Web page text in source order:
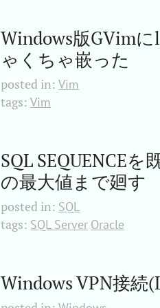
Windows版GVim
ゃくちゃ嵌った
posted in:Vim
tags:Vim
SQL SEQUENCE
の最大値まで廻す
posted in: SQL
tags: SQL Server Oracle
Windows VPN接続